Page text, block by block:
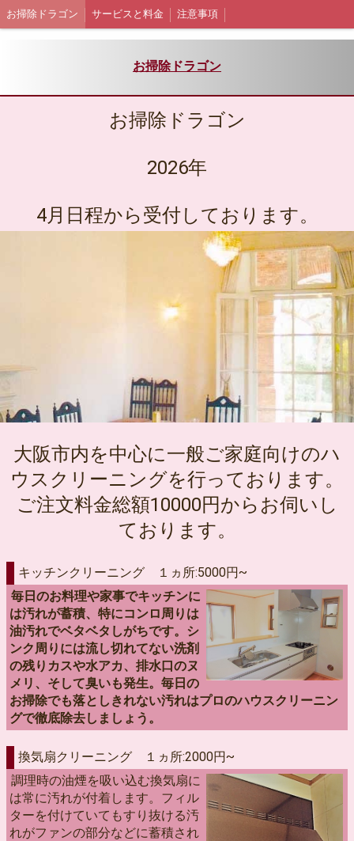
お掃除ドラゴン サービスと料金 注意事項
お掃除ドラゴン
お掃除ドラゴン
2026年
4月日程から受付しております。
大阪市内を中心に一般ご家庭向けのハ
ウスクリーニングを行っております。
ご注文料金総額10000円からお伺いし
ております。
キッチンクリーニング １ヵ所:5000円~
毎日のお料理や家事でキッチンに
は汚れが蓄積、特にコンロ周りは
油汚れでベタベタしがちです。シ
ンク周りには流し切れてない洗剤
の残りカスや水アカ、排水口のヌ
メリ、そして臭いも発生。毎日の
お掃除でも落としきれない汚れはプロのハウスクリーニン
グで徹底除去しましょう。
換気扇クリーニング １ヵ所:2000円~
調理時の油煙を吸い込む換気扇に
は常に汚れが付着します。フィル
ターを付けていてもすり抜ける汚
れがファンの部分などに蓄積され